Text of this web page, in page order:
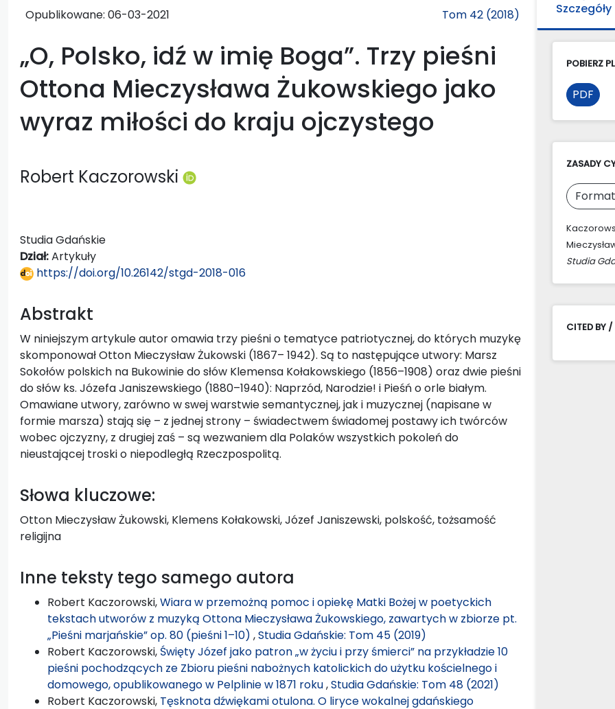
Opublikowane: 06-03-2021 Tom 42 (2018)
„O, Polsko, idź w imię Boga”. Trzy pieśni
Ottona Mieczysława Żukowskiego jako
wyraz miłości do kraju ojczystego
Robert Kaczorowski
Studia Gdańskie
Dział:Artykuły
https://doi.org/10.26142/stgd-2018-016
Abstrakt
W niniejszym artykule autor omawia trzy pieśni o tematyce patriotycznej, do których muzykę
skomponował Otton Mieczysław Żukowski (1867– 1942). Są to następujące utwory: Marsz
Sokołów polskich na Bukowinie do słów Klemensa Kołakowskiego (1856–1908) oraz dwie pieśni
do słów ks. Józefa Janiszewskiego (1880–1940): Naprzód, Narodzie! i Pieśń o orle białym.
Omawiane utwory, zarówno w swej warstwie semantycznej, jak i muzycznej (napisane w
formie marsza) stają się – z jednej strony – świadectwem świadomej postawy ich twórców
wobec ojczyzny, z drugiej zaś – są wezwaniem dla Polaków wszystkich pokoleń do
nieustającej troski o niepodległą Rzeczpospolitą.
Słowa kluczowe:
Otton Mieczysław Żukowski, Klemens Kołakowski, Józef Janiszewski, polskość, tożsamość
religijna
Inne teksty tego samego autora
Robert Kaczorowski,Wiara w przemożną pomoc i opiekę Matki Bożej w poetyckich
tekstach utworów z muzyką Ottona Mieczysława Żukowskiego, zawartych w zbiorze pt.
„Pieśni marjańskie” op. 80 (pieśni 1–10) ,Studia Gdańskie: Tom 45 (2019)
Robert Kaczorowski, Święty Józef jako patron „w życiu i przy śmierci” na przykładzie 10
pieśni pochodzących ze Zbioru pieśni nabożnych katolickich do użytku kościelnego i
domowego, opublikowanego w Pelplinie w 1871 roku,Studia Gdańskie: Tom 48 (2021)
Robert Kaczorowski, Tęsknota dźwiękami otulona. O liryce wokalnej gdańskiego
Szczegóły
POBIERZ
PDF
ZASADY
Studia
CITED BY /